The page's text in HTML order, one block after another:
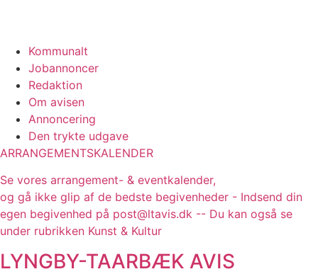
Kommunalt
Jobannoncer
Redaktion
Om avisen
Annoncering
Den trykte udgave
ARRANGEMENTSKALENDER
Se vores arrangement- & eventkalender,
og gå ikke glip af de bedste begivenheder - Indsend din
egen begivenhed på post@ltavis.dk -- Du kan også se
under rubrikken Kunst & Kultur
LYNGBY-TAARBÆK AVIS